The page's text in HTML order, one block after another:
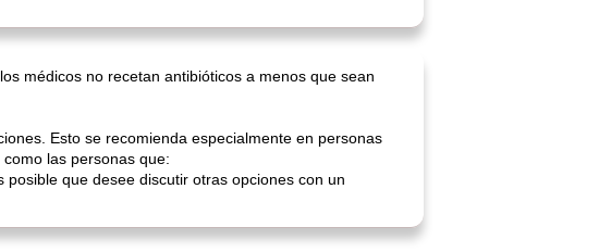
médicos no recetan antibióticos a menos que sean
Esto se recomienda especialmente en personas
las personas que:
que desee discutir otras opciones con un